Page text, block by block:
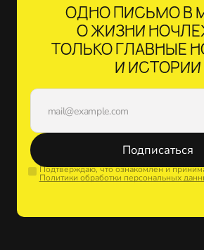
ОДНО ПИСЬМО В
О ЖИЗНИ
ТОЛЬКО ГЛАВНЫЕ
И ИСТОРИИ
Подписаться
Подтверждаю, что ознакомлен и
Политики обработки персональных